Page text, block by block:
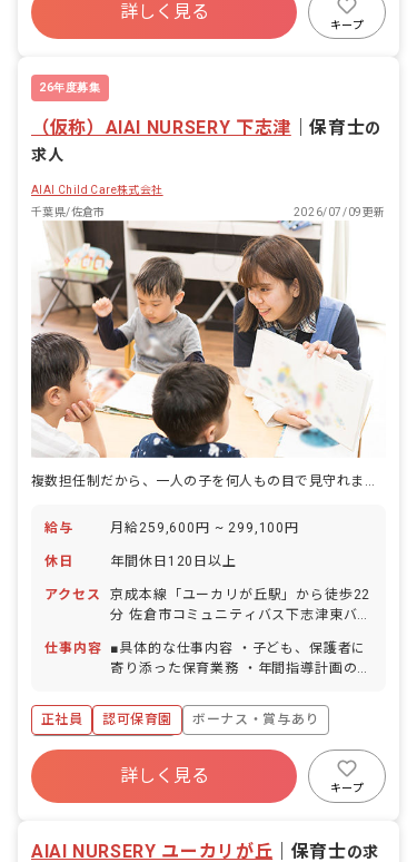
寮・住宅・家賃補助あり
社会保険完備
交通費支給
詳しく見る
キープ
26年度募集
（仮称）AIAI NURSERY 下志津 ｜保育士の
求人
AIAI Child Care株式会社
千葉県/佐倉市
2026/07/09更新
複数担任制だから、一人の子を何人もの目で見守れます。書類はICTが引き受けてくれます。
給与 月給259,600円 ~ 299,100円
休日 年間休日120日以上
アクセス
京成本線「ユーカリが丘駅」から徒歩22
分 佐倉市コミュニティバス下志津東バス
仕事内容
■具体的な仕事内容 ・子ども、保護者に
寄り添った保育業務 ・年間指導計画の作
＜クラス定員＞ 0歳児クラス 6名 1歳
児クラス 12名 2歳児クラス 15名 3歳
児クラス 15名 4歳児クラス 16名 5歳
児クラス 16名 ■保育への想い 「もう
一つの家」をコンセプトに、落ち着いた
雰囲気や木のぬくもりを感じるような環
年齢保育の実施などを通して一人ひとり
正社員 認可保育園
ボーナス・賞与あり
年間休日120日以上
寮・住宅・家賃補助あり
社会保険完備
詳しく見る
キープ
AIAI NURSERY ユーカリが丘 保育士の求